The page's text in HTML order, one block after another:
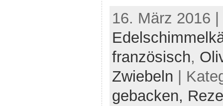
16. März 2016 |
französisch,
Zwiebeln |
gebacken,